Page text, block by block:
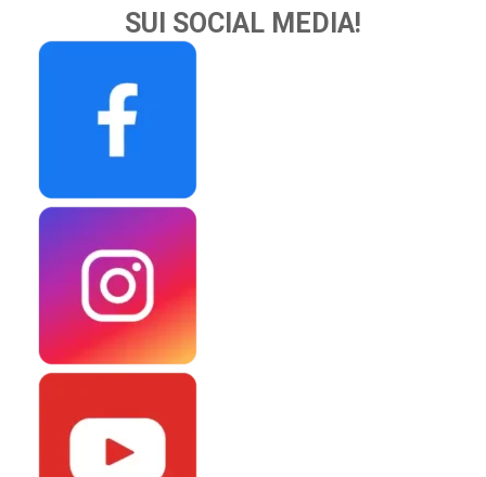
Deutsch
SUI SOCIAL MEDIA!